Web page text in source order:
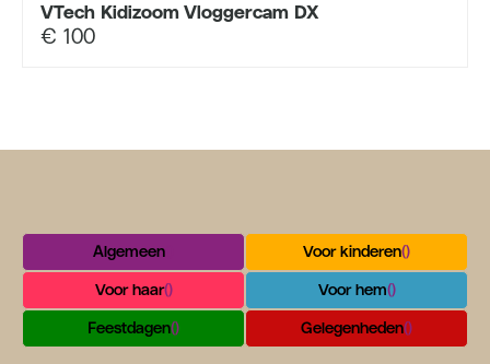
VTech Kidizoom Vloggercam DX
€ 100
Algemeen Voor kinderen()
Voor haar() Voor hem()
Feestdagen() Gelegenheden()